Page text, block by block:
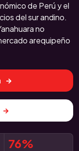
de Perú y el
del sur andino.
no
arequipeño
76%